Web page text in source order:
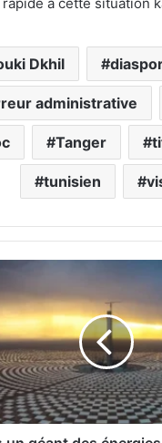
à cette situation
Dkhil
administrative
Tanger
tunisien